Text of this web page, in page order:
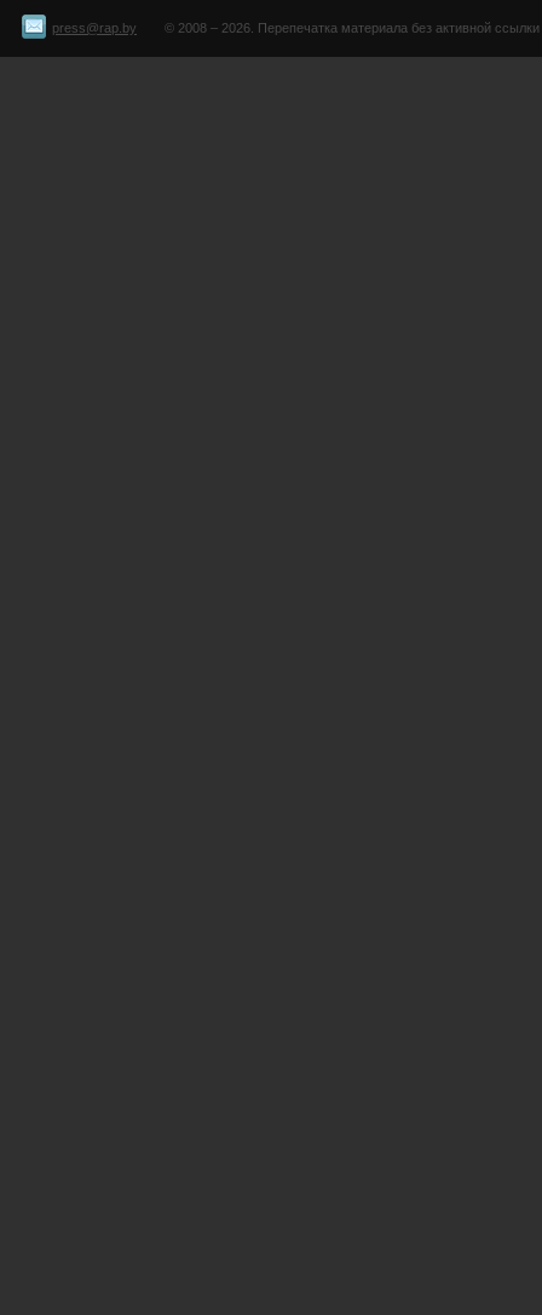
press@rap.by © 2008 – 2026. Перепечатка материала без активной